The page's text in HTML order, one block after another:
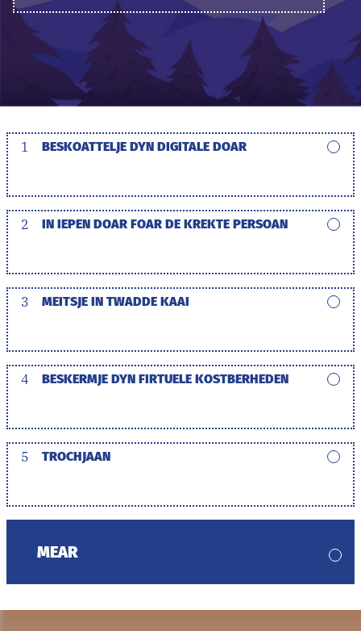
1 BESKOATTELJE DYN DIGITALE DOAR
2 IN IEPEN DOAR FOAR DE KREKTE PERSOAN
3 MEITSJE IN TWADDE KAAI
4 BESKERMJE DYN FIRTUELE KOSTBERHEDEN
5 TROCHJAAN
MEAR